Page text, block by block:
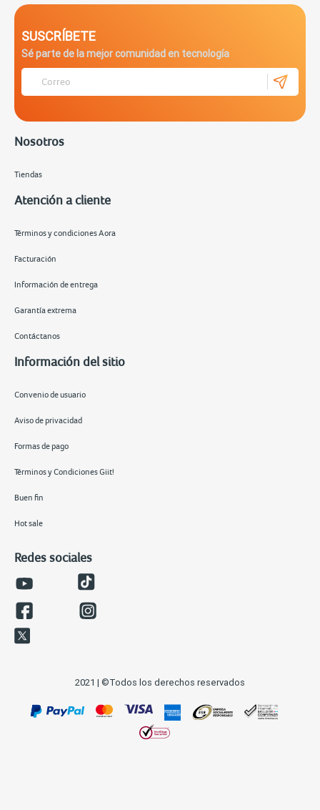
SUSCRÍBETE
Sé parte de la mejor comunidad en tecnología
Nosotros
Tiendas
Atención a cliente
Términos y condiciones Aora
Facturación
Información de entrega
Garantía extrema
Contáctanos
Información del sitio
Convenio de usuario
Aviso de privacidad
Formas de pago
Términos y Condiciones Giit!
Buen fin
Hot sale
Redes sociales
2021 | ©Todos los derechos reservados